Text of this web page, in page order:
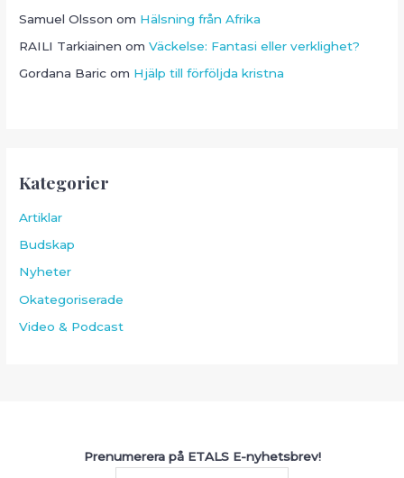
Samuel Olsson om Hälsning från Afrika
RAILI Tarkiainen omVäckelse: Fantasi eller verklighet?
Gordana Baric om Hjälp till förföljda kristna
Kategorier
Artiklar
Budskap
Nyheter
Okategoriserade
Video & Podcast
Prenumerera på ETALS E-nyhetsbrev!